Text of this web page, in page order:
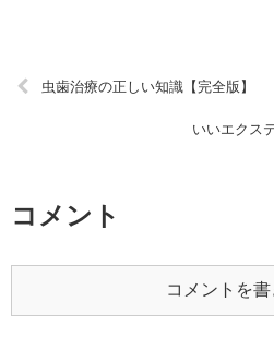
虫歯治療の正しい知識【完全版】
いいエクス
コメント
コメントを